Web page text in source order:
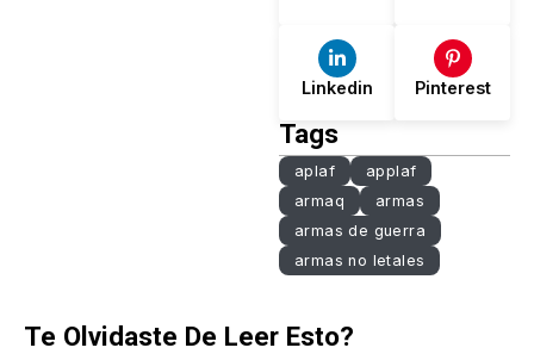
Linkedin Pinterest
Tags
aplaf
applaf
armaq
armas
armas de guerra
armas no letales
Te Olvidaste De Leer Esto?